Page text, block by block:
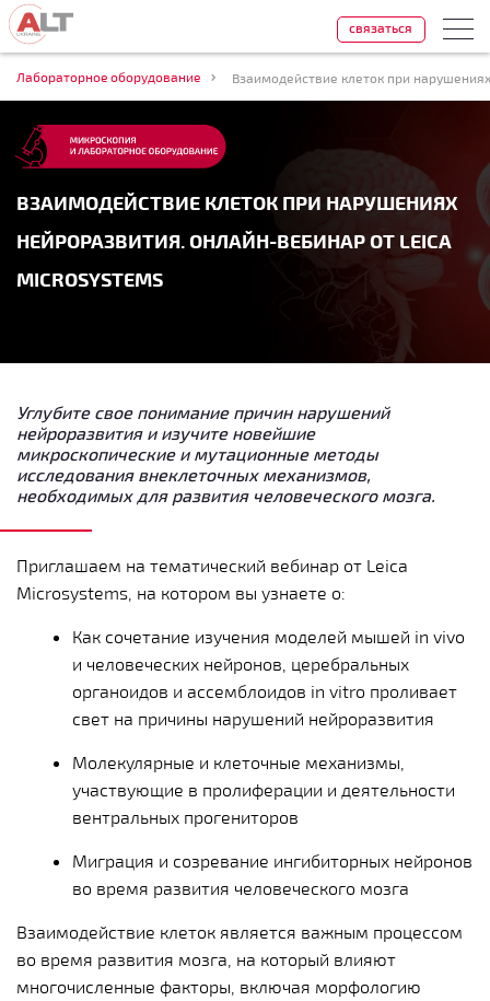
Лабораторное оборудование
ВЗАИМОДЕЙСТВИЕ КЛЕТОК ПРИ НАРУШЕНИЯХ
НЕЙРОРАЗВИТИЯ. ОНЛАЙН-ВЕБИНАР ОТ LEICA
MICROSYSTEMS
связаться
Углубите свое понимание причин нарушений
нейроразвития и изучите новейшие
микроскопические и мутационные методы
исследования внеклеточных механизмов,
необходимых для развития человеческого мозга.
Приглашаем на тематический вебинар от Leica
Microsystems, на котором вы узнаете о:
Как сочетание изучения моделей мышей in vivo
и человеческих нейронов, церебральных
органоидов и ассемблоидов in vitro проливает
свет на причины нарушений нейроразвития
Молекулярные и клеточные механизмы,
участвующие в пролиферации и деятельности
вентральных прогениторов
Миграция и созревание ингибиторных нейронов
во время развития человеческого мозга
Взаимодействие клеток является важным процессом
во время развития мозга, на который влияют
многочисленные факторы, включая морфологию